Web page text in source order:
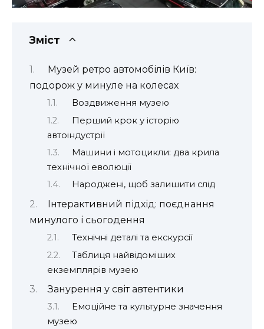
Зміст
Музей ретро автомобілів Київ:
подорож у минуле на колесах
Воздвиження музею
Перший крок у історію
автоіндустрії
Машини і мотоцикли: два крила
технічної еволюції
Народжені, щоб залишити слід
Інтерактивний підхід: поєднання
минулого і сьогодення
Технічні деталі та екскурсії
Таблиця найвідоміших
екземплярів музею
Занурення у світ автентики
Емоційне та культурне значення
музею